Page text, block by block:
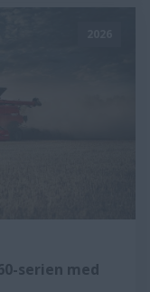
serien med